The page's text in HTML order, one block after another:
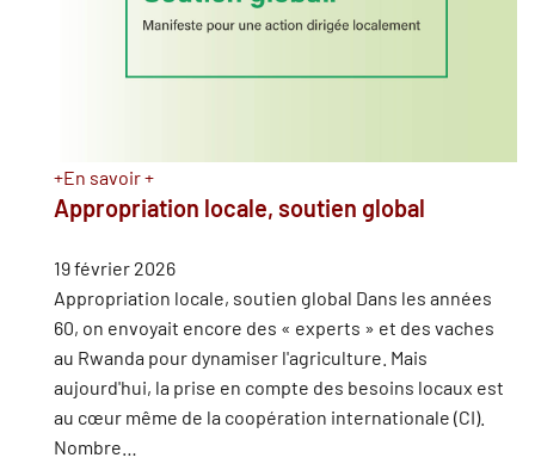
+En savoir +
Appropriation locale, soutien global
19 février 2026
Appropriation locale, soutien global Dans les années
60, on envoyait encore des « experts » et des vaches
au Rwanda pour dynamiser l'agriculture. Mais
aujourd'hui, la prise en compte des besoins locaux est
au cœur même de la coopération internationale (CI).
Nombre